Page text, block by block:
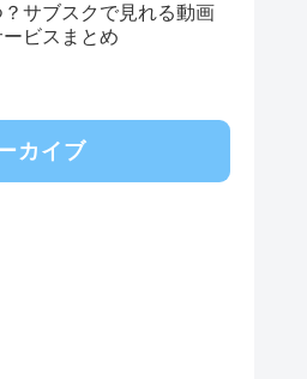
？サブスクで見れる動画
ービスまとめ
カイブ